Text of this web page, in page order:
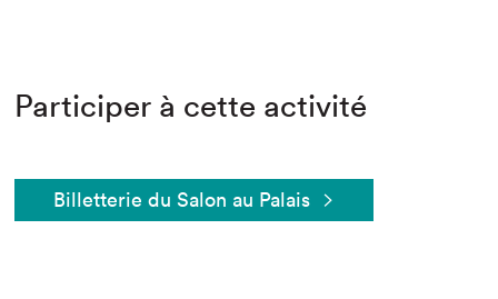
Participer à cette activité
Billetterie du Salon au Palais